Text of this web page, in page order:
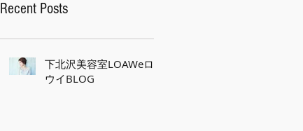
Recent Posts
下北沢美容室LOAWeロ
ウイBLOG